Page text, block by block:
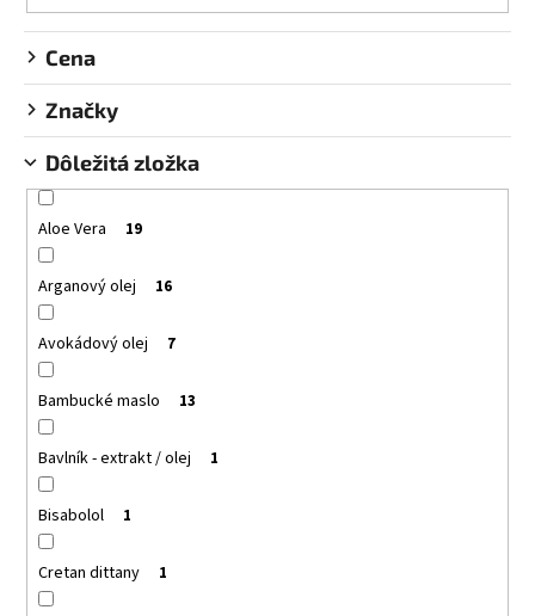
u
k
t
o
v
Cena
Značky
Dôležitá zložka
Aloe Vera 19
Arganový olej 16
Avokádový olej 7
Bambucké maslo 13
Bavlník - extrakt / olej 1
Bisabolol 1
Cretan dittany 1
á
j
s
ť
?
HĽADAŤ
O
m